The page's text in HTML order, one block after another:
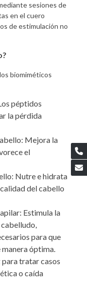
sesiones de
en el cuero
de estimulación no
biomiméticos
péptidos
la pérdida
Mejora la
el
Nutre e hidrata
del cabello
Estimula la
para que
óptima.
para tratar casos
o caída